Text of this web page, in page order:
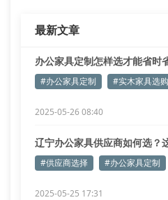
制在8±1%
结构强化系统：内置304不
最新文章
办公家具定制怎样选才能省时
#办公家具定制 #实木家具选购
2025-05-26 08:40
辽宁办公家具供应商如何选？
#供应商选择 #办公家具定制
2025-05-25 17:31